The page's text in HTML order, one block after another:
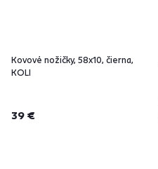
Kovové nožičky, 58x10, čierna,
KOLI
39 €